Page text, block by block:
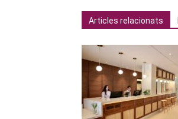
Articles relacionats